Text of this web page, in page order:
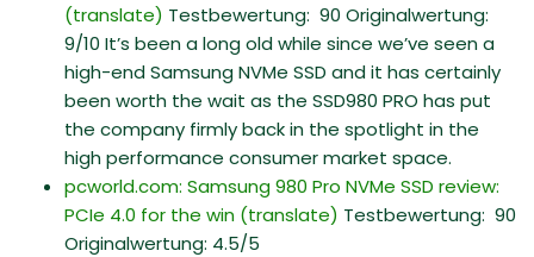
(translate) Testbewertung: 90 Originalwertung:
9/10 It’s been a long old while since we’ve seen a
high-end Samsung NVMe SSD and it has certainly
been worth the wait as the SSD980 PRO has put
the company firmly back in the spotlight in the
high performance consumer market space.
pcworld.com: Samsung 980 Pro NVMe SSD review:
PCIe 4.0 for the win (translate) Testbewertung: 90
Originalwertung: 4.5/5